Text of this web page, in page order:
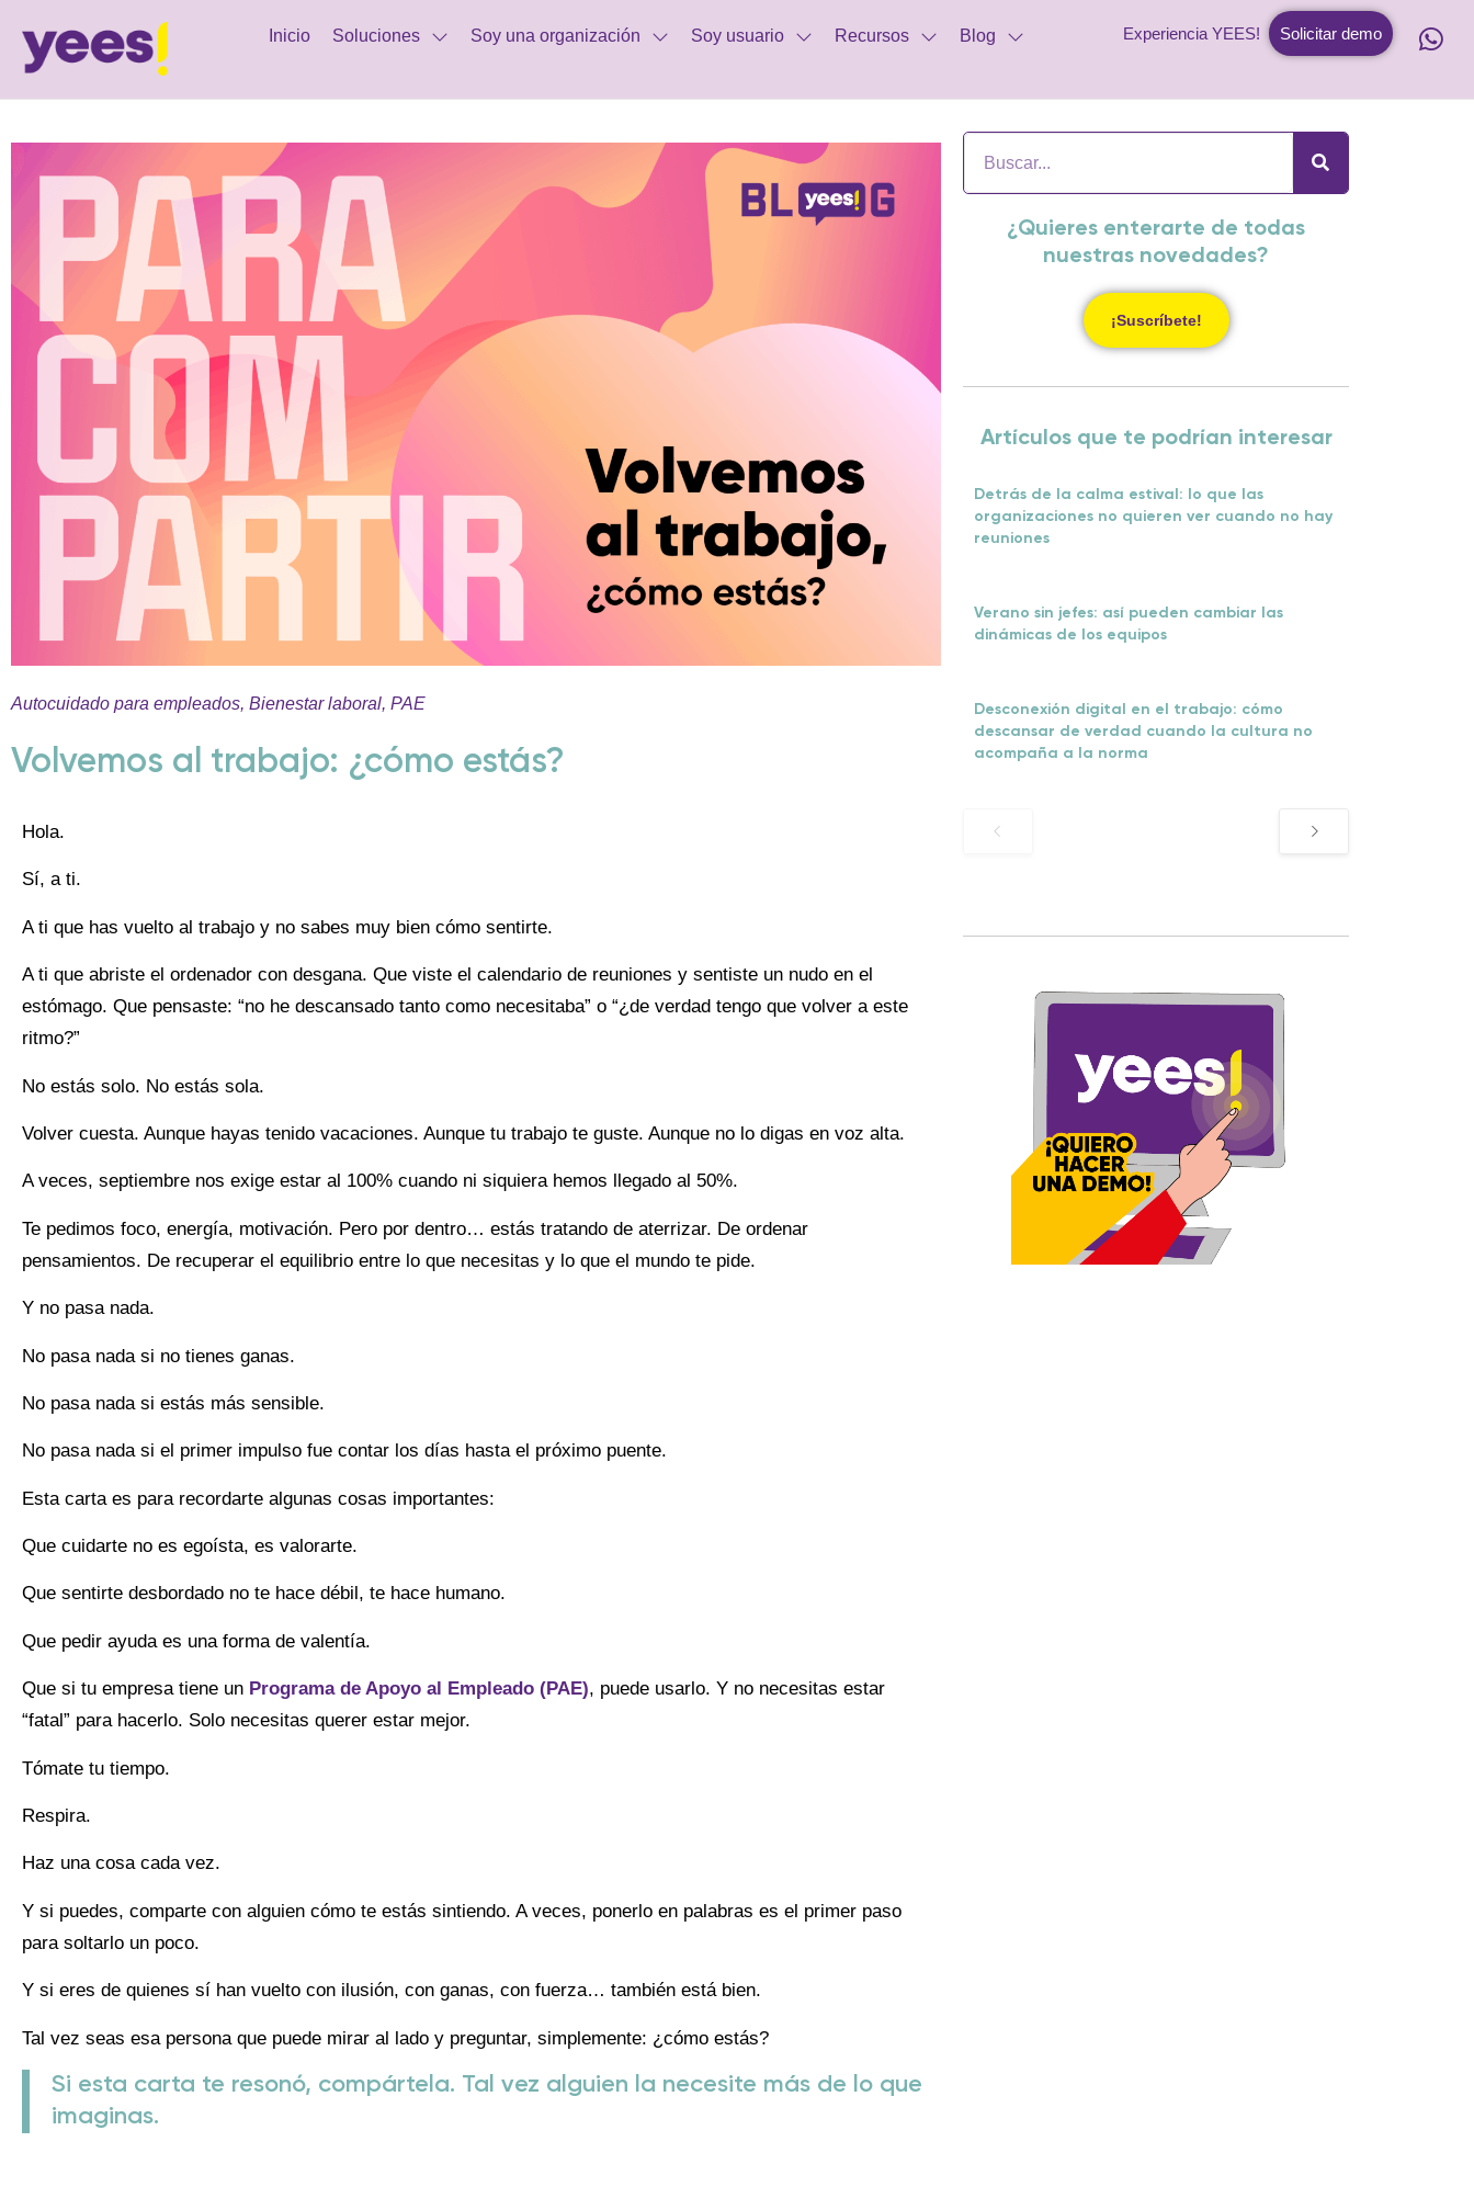
Inicio Soluciones Soy una organización Soy usuario Recursos Blog Experiencia YEES! Solicitar demo
Autocuidado para empleados, Bienestar laboral, PAE
Volvemos al trabajo: ¿cómo estás?
Hola.
Sí, a ti.
A ti que has vuelto al trabajo y no sabes muy bien cómo sentirte.
A ti que abriste el ordenador con desgana. Que viste el calendario de reuniones y sentiste un nudo en el
estómago. Que pensaste: “no he descansado tanto como necesitaba” o “¿de verdad tengo que volver a este
ritmo?”
No estás solo. No estás sola.
Volver cuesta. Aunque hayas tenido vacaciones. Aunque tu trabajo te guste. Aunque no lo digas en voz alta.
A veces, septiembre nos exige estar al 100% cuando ni siquiera hemos llegado al 50%.
Te pedimos foco, energía, motivación. Pero por dentro… estás tratando de aterrizar. De ordenar
pensamientos. De recuperar el equilibrio entre lo que necesitas y lo que el mundo te pide.
Y no pasa nada.
No pasa nada si no tienes ganas.
No pasa nada si estás más sensible.
No pasa nada si el primer impulso fue contar los días hasta el próximo puente.
Esta carta es para recordarte algunas cosas importantes:
Que cuidarte no es egoísta, es valorarte.
Que sentirte desbordado no te hace débil, te hace humano.
Que pedir ayuda es una forma de valentía.
Que si tu empresa tiene un Programa de Apoyo al Empleado (PAE), puede usarlo. Y no necesitas estar
“fatal” para hacerlo. Solo necesitas querer estar mejor.
Tómate tu tiempo.
Respira.
Haz una cosa cada vez.
Y si puedes, comparte con alguien cómo te estás sintiendo. A veces, ponerlo en palabras es el primer paso
para soltarlo un poco.
Y si eres de quienes sí han vuelto con ilusión, con ganas, con fuerza… también está bien.
Tal vez seas esa persona que puede mirar al lado y preguntar, simplemente: ¿cómo estás?
Si esta carta te resonó, compártela. Tal vez alguien la necesite más de lo que
imaginas.
¿Quieres enterarte de todas
nuestras novedades?
¡Suscríbete!
Artículos que te podrían interesar
Detrás de la calma estival: lo que las
organizaciones no quieren ver cuando no hay
reuniones
Verano sin jefes: así pueden cambiar las
dinámicas de los equipos
Desconexión digital en el trabajo: cómo
descansar de verdad cuando la cultura no
acompaña a la norma